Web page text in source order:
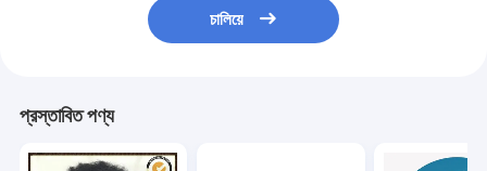
চালিয়ে
প্রস্তাবিত পণ্য